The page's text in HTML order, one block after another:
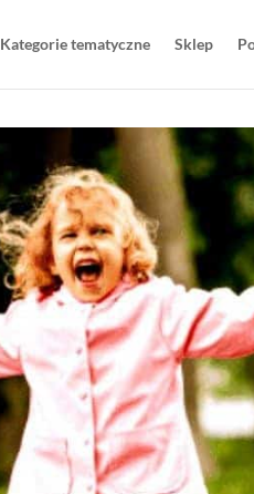
Kategorie tematyczne Sklep